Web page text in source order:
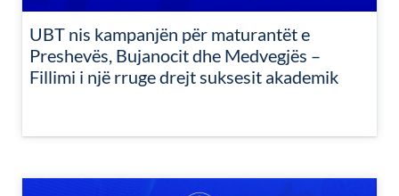
UBT nis kampanjën për maturantët e
Preshevës, Bujanocit dhe Medvegjës –
Fillimi i një rruge drejt suksesit akademik